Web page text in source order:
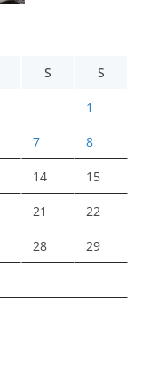
S S
1
7 8
14 15
21 22
28 29